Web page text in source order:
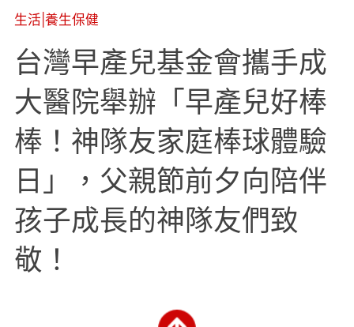
生活 養生保健
台灣早產兒基金會攜手成
大醫院舉辦「早產兒好棒
棒！神隊友家庭棒球體驗
日」，父親節前夕向陪伴
孩子成長的神隊友們致
敬！